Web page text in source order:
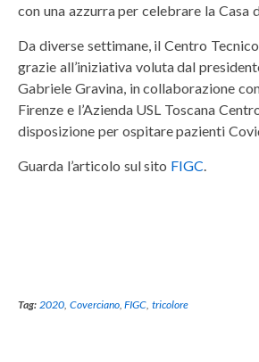
con una azzurra per celebrare la Casa
Da diverse settimane, il Centro
grazie all’iniziativa voluta dal
Gabriele Gravina, in collaborazione
Firenze e l’Azienda USL Toscana
disposizione per ospitare pazienti
Guarda l’articolo sul sito FIGC.
Tag: 2020, Coverciano,FIGC ,tricolore